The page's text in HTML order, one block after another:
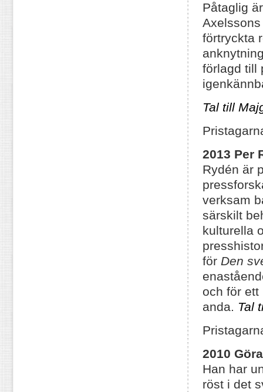
Påtaglig
förtryckta
förlagd till
Tal till
2013 Per
Rydén är
verksam
särskilt
kulturella
för Den
och för ett
anda. Tal
2010
Han har
röst i det